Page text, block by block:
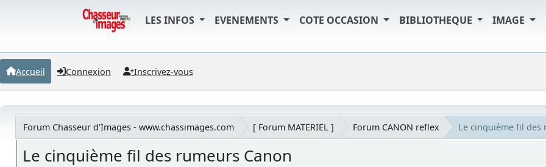
LES INFOS EVENEMENTS COTE OCCASION BIBLIOTHEQUE IMAGE
Accueil Connexion Inscrivez-vous
Forum Chasseur d'Images - www.chassimages.com [ Forum MATERIEL ] Forum CANON reflex Le cinquième fil des
Le cinquième fil des rumeurs Canon